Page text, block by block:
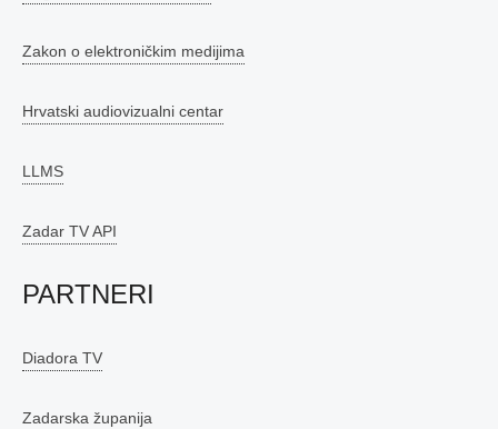
Zakon o elektroničkim medijima
Hrvatski audiovizualni centar
LLMS
Zadar TV API
PARTNERI
Diadora TV
Zadarska županija